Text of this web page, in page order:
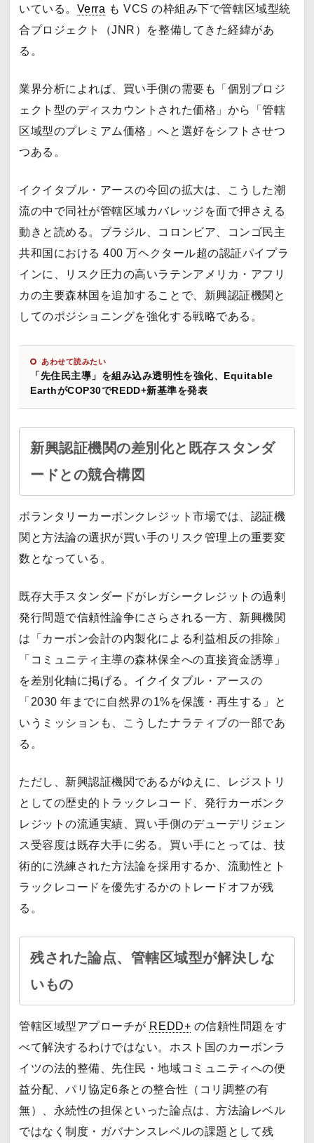
いている。 Verra も VCS の枠組み下で管轄区域型統
合プロジェクト（JNR）を整備してきた経緯があ
る。
業界分析によれば、買い手側の需要も「個別プロジ
ェクト型のディスカウントされた価格」から「管轄
区域型のプレミアム価格」へと選好をシフトさせつ
つある。
イクイタブル・アースの今回の拡大は、こうした潮
流の中で同社が管轄区域カバレッジを面で押さえる
動きと読める。ブラジル、コロンビア、コンゴ民主
共和国における 400 万ヘクタール超の認証パイプラ
インに、リスク圧力の高いラテンアメリカ・アフリ
カの主要森林国を追加することで、新興認証機関と
してのポジショニングを強化する戦略である。
あわせて読みたい
「先住民主導」を組み込み透明性を強化、Equitable
EarthがCOP30でREDD+新基準を発表
新興認証機関の差別化と既存スタンダ
ードとの競合構図
ボランタリーカーボンクレジット市場では、認証機
関と方法論の選択が買い手のリスク管理上の重要変
数となっている。
既存大手スタンダードがレガシークレジットの過剰
発行問題で信頼性論争にさらされる一方、新興機関
は「カーボン会計の内製化による利益相反の排除」
「コミュニティ主導の森林保全への直接資金誘導」
を差別化軸に掲げる。イクイタブル・アースの
「2030 年までに自然界の1%を保護・再生する」と
いうミッションも、こうしたナラティブの一部であ
る。
ただし、新興認証機関であるがゆえに、レジストリ
としての歴史的トラックレコード、発行カーボンク
レジットの流通実績、買い手側のデューデリジェン
ス受容度は既存大手に劣る。買い手にとっては、技
術的に洗練された方法論を採用するか、流動性とト
ラックレコードを優先するかのトレードオフが残
る。
残された論点、管轄区域型が解決しな
いもの
管轄区域型アプローチが REDD+ の信頼性問題をす
べて解決するわけではない。ホスト国のカーボンラ
イツの法的整備、先住民・地域コミュニティへの便
益分配、パリ協定6条との整合性（コリ調整の有
無）、永続性の担保といった論点は、方法論レベル
ではなく制度・ガバナンスレベルの課題として残